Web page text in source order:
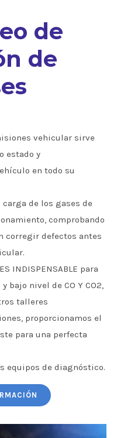
de
de
vehicular sirve
estado y
en todo su
de los gases de
comprobando
corregir defectos antes
INDISPENSABLE para
bajo nivel de CO Y CO2,
talleres
proporcionamos el
para una perfecta
equipos de diagnóstico.